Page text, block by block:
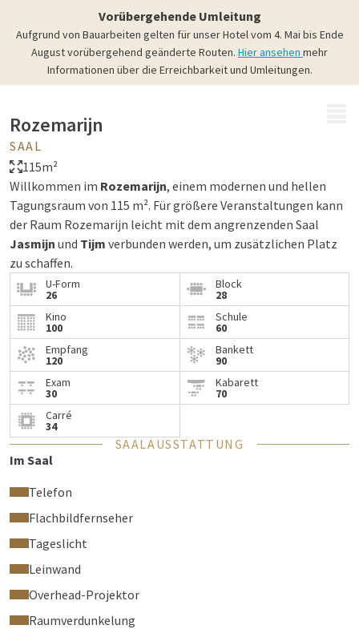
Vorübergehende Umleitung
Aufgrund von Bauarbeiten gelten für unser Hotel vom 4. Mai bis Ende
August vorübergehend geänderte Routen. Hier ansehen mehr
Informationen über die Erreichbarkeit und Umleitungen.
Rozemarijn
SAAL
115m²
Willkommen im Rozemarijn, einem modernen und hellen
Tagungsraum von 115 m². Für größere Veranstaltungen kann
der Raum Rozemarijn leicht mit dem angrenzenden Saal
Jasmijn und Tijm verbunden werden, um zusätzlichen Platz
zu schaffen.
U-Form
26
Block
28
Kino
100
Schule
60
Empfang
120
Bankett
90
Exam
30
Kabarett
70
Carré
34
SAALAUSSTATTUNG
Im Saal
Telefon
Flachbildfernseher
Tageslicht
Leinwand
Overhead-Projektor
Raumverdunkelung